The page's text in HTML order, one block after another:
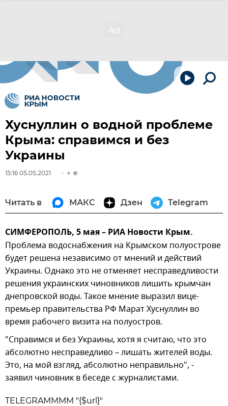
Хуснуллин о водной проблеме
Крыма: справимся и без
Украины
15:16 05.05.2021
Читать в МАКС Дзен Telegram
СИМФЕРОПОЛЬ, 5 мая – РИА Новости Крым.
Проблема водоснабжения на Крымском полуострове
будет решена независимо от мнений и действий
Украины. Однако это не отменяет несправедливости
решения украинских чиновников лишить крымчан
днепровской воды. Такое мнение выразил вице-
премьер правительства РФ Марат Хуснуллин во
время рабочего визита на полуостров.
"Справимся и без Украины, хотя я считаю, что это
абсолютно несправедливо – лишать жителей воды.
Это, на мой взгляд, абсолютно неправильно", -
заявил чиновник в беседе с журналистами.
TELEGRAMMMM "{$url}"